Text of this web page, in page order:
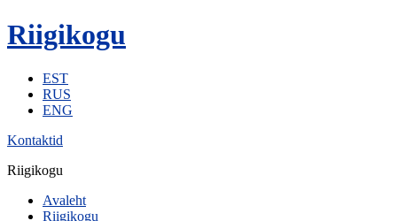
Riigikogu
EST
RUS
ENG
Kontaktid
Riigikogu
Avaleht
Riigikogu